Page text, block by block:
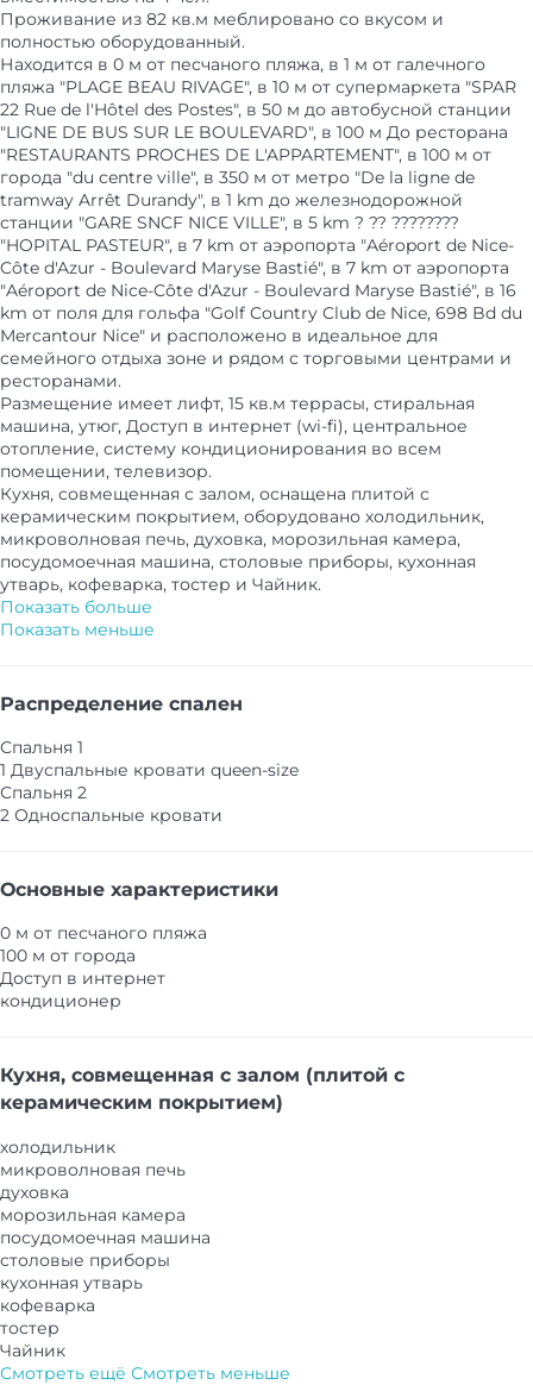
Проживание из 82 кв.м меблировано со вкусом и
полностью оборудованный.
Находится в 0 м от песчаного пляжа, в 1 м от галечного
пляжа "PLAGE BEAU RIVAGE", в 10 м от супермаркета "SPAR
22 Rue de l'Hôtel des Postes", в 50 м до автобусной станции
"LIGNE DE BUS SUR LE BOULEVARD", в 100 м До ресторана
"RESTAURANTS PROCHES DE L'APPARTEMENT", в 100 м от
города "du centre ville", в 350 м от метро "De la ligne de
tramway Arrêt Durandy", в 1 km до железнодорожной
станции "GARE SNCF NICE VILLE", в 5 km ? ?? ????????
"HOPITAL PASTEUR", в 7 km от аэропорта "Aéroport de Nice-
Côte d'Azur - Boulevard Maryse Bastié", в 7 km от аэропорта
"Aéroport de Nice-Côte d'Azur - Boulevard Maryse Bastié", в 16
km от поля для гольфа "Golf Country Club de Nice, 698 Bd du
Mercantour Nice" и расположено в идеальное для
семейного отдыха зоне и рядом с торговыми центрами и
ресторанами.
Размещение имеет лифт, 15 кв.м террасы, стиральная
машина, утюг, Доступ в интернет (wi-fi), центральное
отопление, систему кондиционирования во всем
помещении, телевизор.
Кухня, совмещенная с залом, оснащена плитой с
керамическим покрытием, оборудовано холодильник,
микроволновая печь, духовка, морозильная камера,
посудомоечная машина, столовые приборы, кухонная
утварь, кофеварка, тостер и Чайник.
Показать больше
Показать меньше
Распределение спален
Спальня 1
1 Двуспальные кровати queen-size
Спальня 2
2 Односпальные кровати
Основные характеристики
0 м от песчаного пляжа
100 м от города
Доступ в интернет
кондиционер
Кухня, совмещенная с залом (плитой с
керамическим покрытием)
холодильник
микроволновая печь
духовка
морозильная камера
посудомоечная машина
столовые приборы
кухонная утварь
кофеварка
тостер
Чайник
Смотреть ещё Смотреть меньше